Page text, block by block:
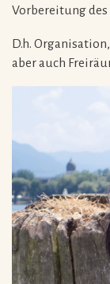
Vorbereitung des
D.h.
aber auch